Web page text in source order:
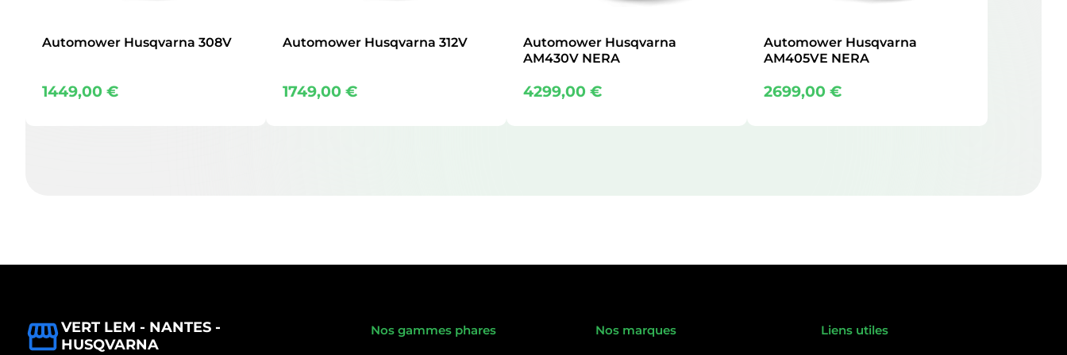
Automower Husqvarna 308V
1449,00€
Automower Husqvarna 312V
1749,00€
Automower Husqvarna
AM430V NERA
4299,00€
Automower Husqvarna
AM405VE NERA
2699,00€
VERT LEM - NANTES -
HUSQVARNA
Nos gammes phares Nos marques Liens utiles